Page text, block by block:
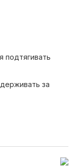
подтягивать
за